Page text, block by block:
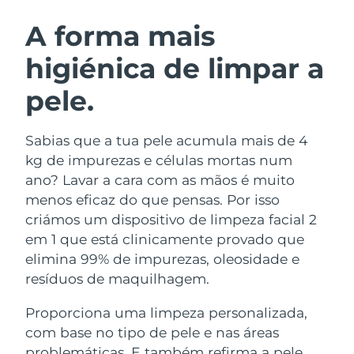
A forma mais
higiénica de limpar a
pele.
Sabias que a tua pele acumula mais de 4
kg de impurezas e células mortas num
ano? Lavar a cara com as mãos é muito
menos eficaz do que pensas. Por isso
criámos um dispositivo de limpeza facial 2
em 1 que está clinicamente provado que
elimina 99% de impurezas, oleosidade e
resíduos de maquilhagem.
Proporciona uma limpeza personalizada,
com base no tipo de pele e nas áreas
Limpeza facial
Anti-aging massage
LUNA™ 4 Plus
Massage, LED heating
LUNA™ 4 Men
Microcurrent toning
BEAR™ 2 go
Microcurrent toning on-the-go
BEAR™ 2 eyes & lips
Hidratação
UFO™ 3 kit
Deep facial hydration
UFO™ 3 LED
Near-infrared and red light therapy
device
Cuidado oral
issa™ 4
Hybrid silicone sonic toothbrush
Smart hybrid silicone sonic toothbrush
TRATAMENTO ANTIENVELHECIMENTO
FAQ™
Antienvelhecimento Tratamentos LED
Áustria
Barein Entrega prevista8/10/26
Bélgica
Bermudas Entrega prevista8/15/26
Bósnia e
Herzegovina
Entrega prevista8/12/26
Brunei Entrega prevista8/14/26
Bulgária Entrega prevista8/9/26
Chile Entrega prevista